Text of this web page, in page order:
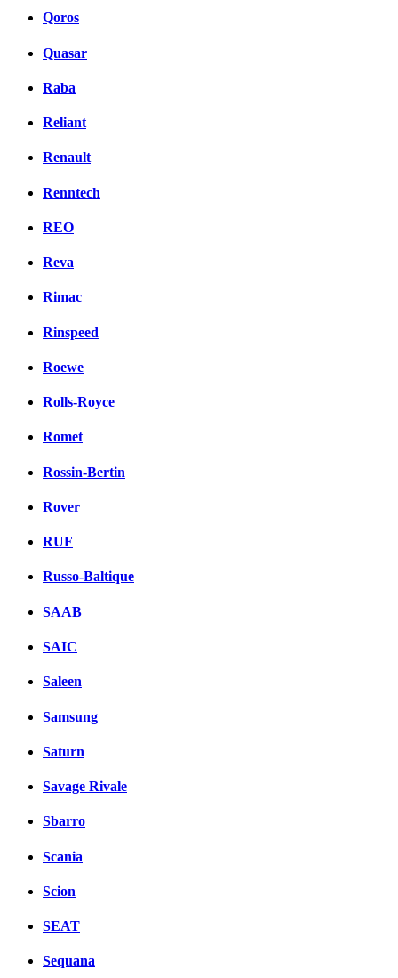
Qoros
Quasar
Raba
Reliant
Renault
Renntech
REO
Reva
Rimac
Rinspeed
Roewe
Rolls-Royce
Romet
Rossin-Bertin
Rover
RUF
Russo-Baltique
SAAB
SAIC
Saleen
Samsung
Saturn
Savage Rivale
Sbarro
Scania
Scion
SEAT
Sequana